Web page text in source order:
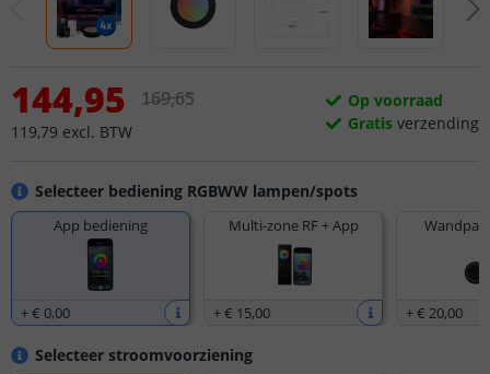
Selecteer bediening RGBWW lampen/spots
App bediening
+€ 0,00
Multi-zone RF + App
+€ 15,00 +€ 20,00
Selecteer stroomvoorziening
144,95
119,79 excl. BTW
169,65
Op voorraad
Gratis verzending